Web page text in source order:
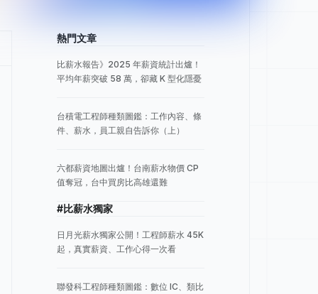
熱門文章
比薪水報告》2025 年薪資統計出爐！
平均年薪突破 58 萬，卻藏 K 型化隱憂
台積電工程師種類圖鑑：工作內容、條
件、薪水，員工親自告訴你（上）
六都薪資地圖出爐！台南薪水物價 CP
值奪冠，台中買房比高雄還難
#比薪水獨家
日月光薪水獨家公開！工程師薪水 45K
起，真實薪資、工作心得一次看
聯發科工程師種類圖鑑：數位 IC、類比